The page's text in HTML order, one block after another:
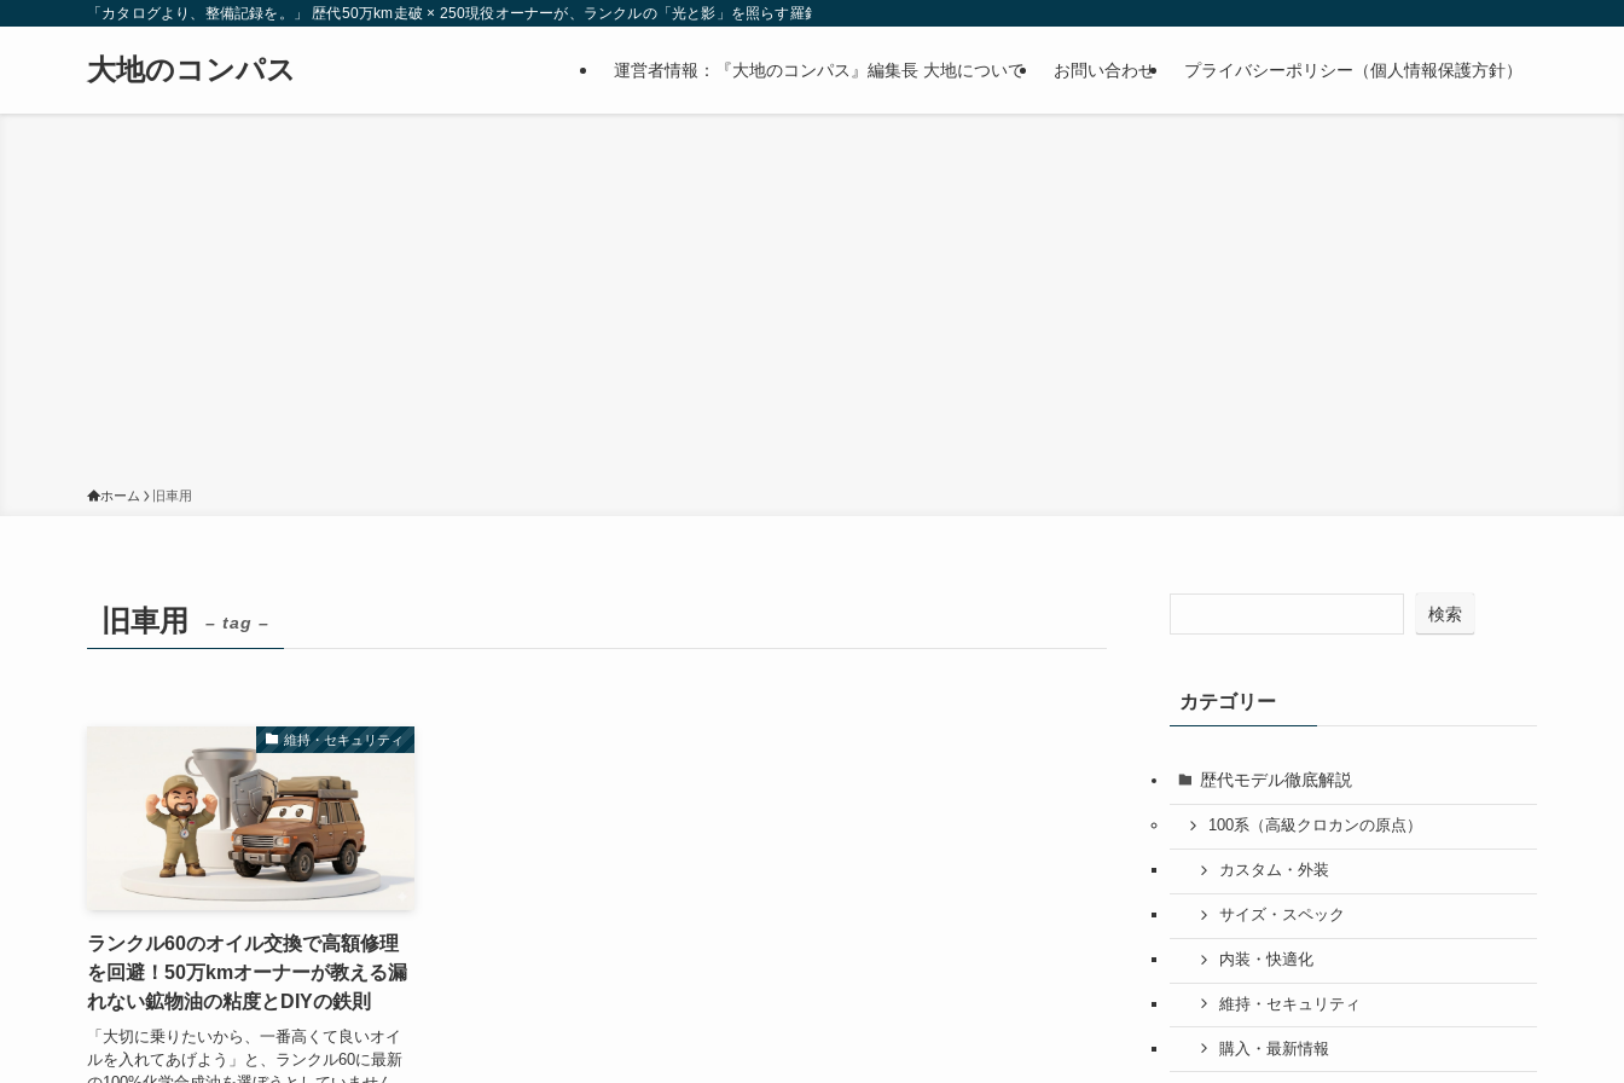
「カタログより、整備記録を。」 歴代50万km走破 × 250現役オーナーが、ランクルの「光と影」を照らす羅針盤。
大地のコンパス 運営者情報：『大地のコンパス』編集長 大地について お問い合わせ プライバシーポリシー（個人情報保護方針）
ホーム 旧車用
旧車用 – tag –
維持・セキュリティ
ランクル60のオイル交換で高額修理
を回避！50万kmオーナーが教える漏
れない鉱物油の粘度とDIYの鉄則
「大切に乗りたいから、一番高くて良いオイ
ルを入れてあげよう」と、ランクル60に最新
検索
カテゴリー
歴代モデル徹底解説
100系（高級クロカンの原点）
カスタム・外装
サイズ・スペック
内装・快適化
維持・セキュリティ
購入・最新情報